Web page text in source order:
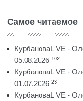
Самое читаемое
КурбановаLIVE -
05.08.2026 102
КурбановаLIVE -
01.07.2026 23
КурбановаLIVE -